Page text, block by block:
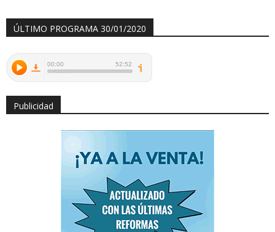
ÚLTIMO PROGRAMA 30/01/2020
Publicidad